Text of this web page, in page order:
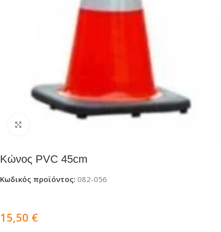
Κώνος PVC 45cm
Κωδικός προϊόντος: 082-056
15,50 €